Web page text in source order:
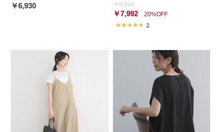
￥6,930
￥9,990
￥7,99220%OFF
5